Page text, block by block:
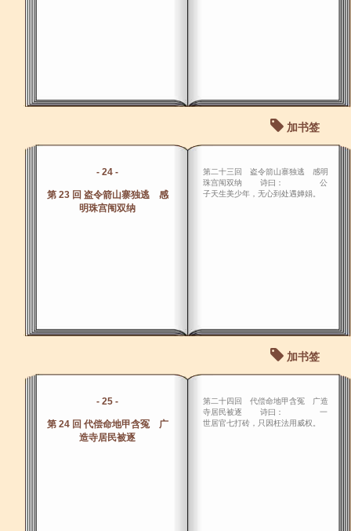
加书签
- 24 -
第 23 回 盗令箭山寨独逃 感
明珠宫闱双纳
第二十三回 盗令箭山寨独逃 感明
珠宫闱双纳 诗曰： 公
子天生美少年，无心到处遇婵娟。
加书签
- 25 -
第 24 回 代偿命地甲含冤 广
造寺居民被逐
第二十四回 代偿命地甲含冤 广造
寺居民被逐 诗曰： 一
世居官七打砖，只因枉法用威权。